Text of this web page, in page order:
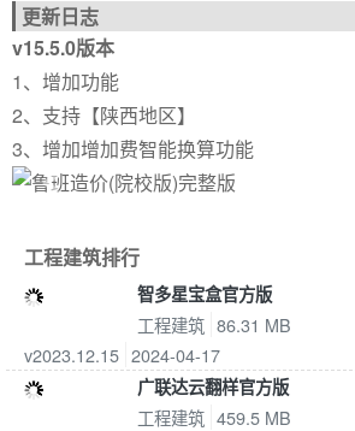
更新日志
v15.5.0版本
1、增加功能
2、支持【陕西地区】
3、增加增加费智能换算功能
Previous
工程建筑排行
智多星宝盒官方版
工程建筑 86.31 MB
v2023.12.15 2024-04-17
广联达云翻样官方版
工程建筑 459.5 MB